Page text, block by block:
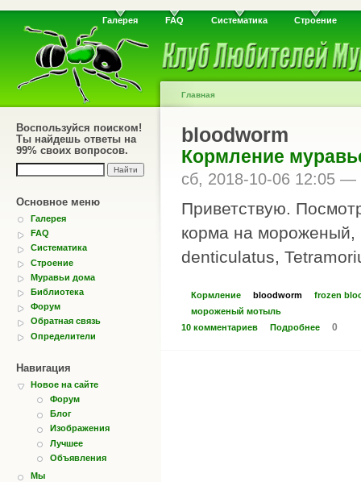
Галерея FAQ Систематика Строение
Воспользуйся поиском!
Ты найдешь ответы на
99% своих вопросов.
Основное меню
Галерея
FAQ
Систематика
Строение
Муравьи дома
Библиотека
Форум
Обратная связь
Определители
Навигация
Новое на сайте
Форум
Блог
Изображения
Лучшее
Объявления
Мы
Главная
bloodworm
Кормление
сб, 2018-10-06 12:05 —
Приветствую.
корма на мороженый,
denticulatus,
Кормление bloodworm
frozen
мороженый мотыль
10 комментариев
Подробнее 0